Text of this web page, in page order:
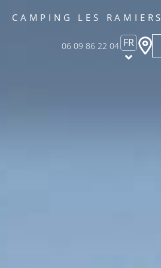
CAMPING LES RAMIERS
06 09 86 22 04 FR